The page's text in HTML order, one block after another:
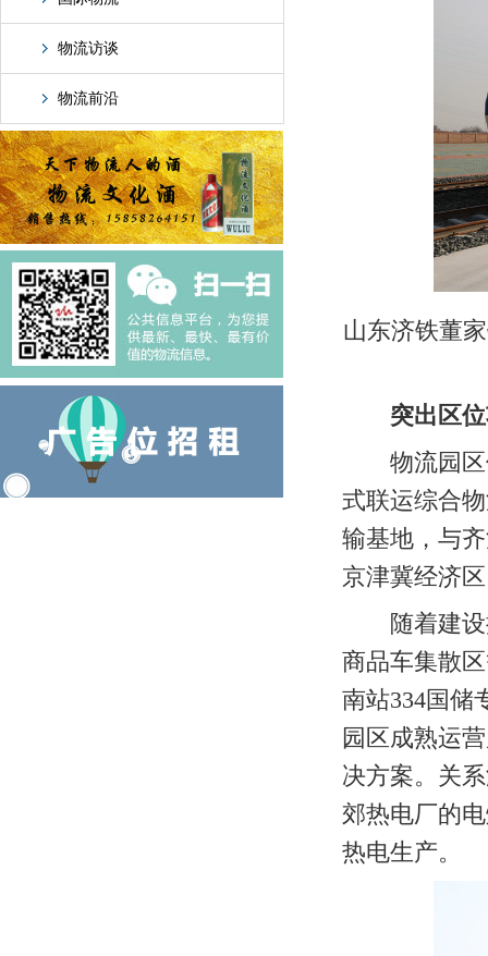
物流访谈
物流前沿
山东济铁董
突出区
物流园区
式联运综合
输基地，与
京津冀经济
随着建设
商品车集散
南站334国储
园区成熟运
决方案。关
郊热电厂的
热电生产。